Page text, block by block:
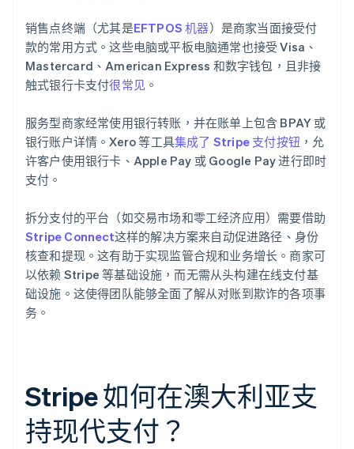
销售点终端（尤其是EFTPOS 机器）是商家当面接受付
款的常用方式。这些电脑或平板电脑通常也接受 Visa、
Mastercard、American Express 和数字钱包，且非接
触式银行卡支付很常见 。
服务型商家经常使用银行转账，并在账单上包含 BPAY 或
银行账户详情。Xero 等工具集成了 Stripe 支付按钮 ，允
许客户使用银行卡、Apple Pay 或 Google Pay 进行即时
支付。
拆分支付的平台（如交易市场和零工经济应用）需要借助
Stripe Connect这样的解决方案来自动促进路径、身份
核查和提现。这有助于实现监管合规和业务增长。商家可
以依赖 Stripe 等基础设施，而无需从头构建在线支付基
础设施。这使得团队能够全面了解从对账到欺诈的各项事
务。
Stripe 如何在澳大利亚支
持现代支付？